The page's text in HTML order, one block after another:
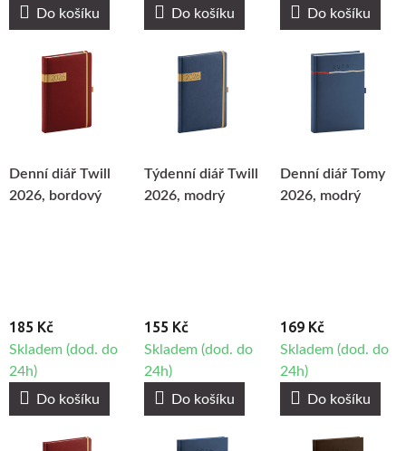
Do košíku
Do košíku
Do košíku
Denní diář Twill
2026, bordový
185 Kč
Skladem (dod. do
24h)
Do košíku
Týdenní diář Twill
2026, modrý
155 Kč
Skladem (dod. do
24h)
Do košíku
Denní diář Tomy
2026, modrý
169 Kč
Skladem (dod. do
24h)
Do košíku